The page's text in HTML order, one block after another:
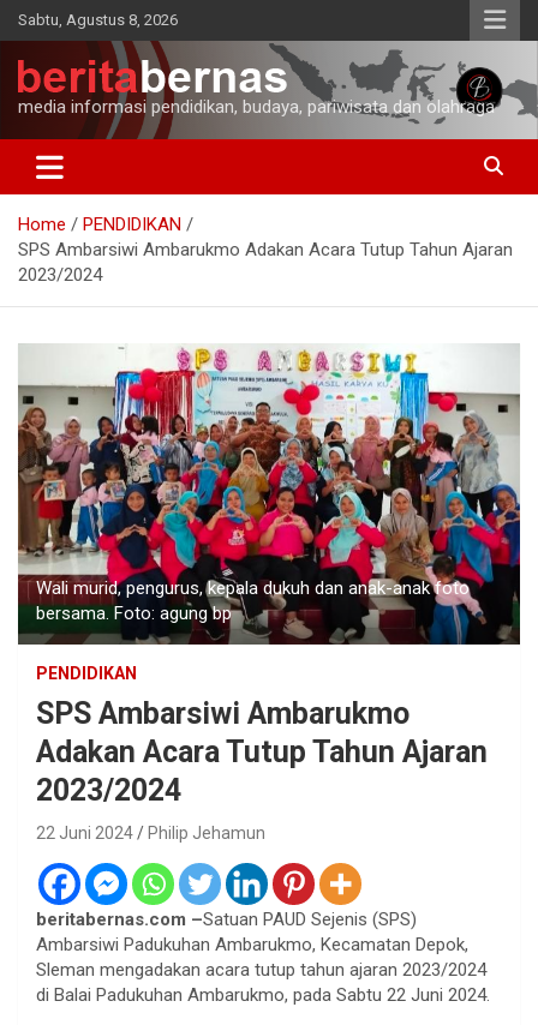
Skip
to
content
Sabtu, Agustus 8, 2026
media informasi pendidikan, budaya, pariwisata dan olahraga
Home
PENDIDIKAN
SPS Ambarsiwi Ambarukmo Adakan Acara Tutup Tahun Ajaran
2023/2024
Wali murid, pengurus, kepala dukuh dan anak-anak foto
bersama. Foto: agung bp
PENDIDIKAN
SPS Ambarsiwi Ambarukmo
Adakan Acara Tutup Tahun Ajaran
2023/2024
22 Juni 2024 Philip Jehamun
beritabernas.com –Satuan PAUD Sejenis (SPS)
Ambarsiwi Padukuhan Ambarukmo, Kecamatan Depok,
Sleman mengadakan acara tutup tahun ajaran 2023/2024
di Balai Padukuhan Ambarukmo, pada Sabtu 22 Juni 2024.